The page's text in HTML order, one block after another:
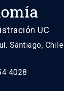
UC
Santiago, Chile
4028